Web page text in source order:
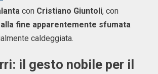
con Cristiano Giuntoli, con
alla fine apparentemente sfumata
caldeggiata.
il gesto nobile per il